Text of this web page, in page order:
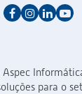
Aspec
para o